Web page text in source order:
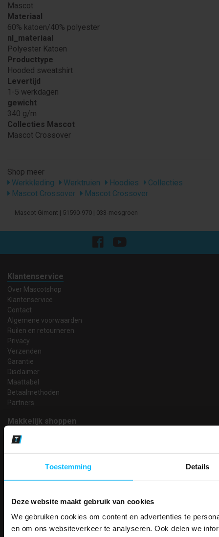
Toestemming Details
Deze website maakt gebruik van cookies
We gebruiken cookies om content en advertenties te
en om ons websiteverkeer te analyseren. Ook delen we
Mascot
Materiaal
60% katoen/40% polyester
nl_materiaal
Polyester Katoen
Producttype
Hooded sweatshirt
Levertijd
1-5 werkdagen
gewicht
340 g/m
Collecties Mascot
Mascot Crossover
Shop meer
Werkkleding
Werktruien Hoodies
Collecties
Mascot Crossover
Mascot Crossover
Mascot Gimont | 51590-970 | 033-mosgroen
Klantenservice
Over Mascotshop
Klantenservice
Contact
Algemene voorwaarden
Ruilen en retourneren
Privacy
Verzenden
Garantie
Disclaimer
Maattabel
Betaalmethoden
Partners
Makkelijk shoppen
Gratis verzending in Nederland vanaf € 150,- excl. BTW
Bedruk- en borduurservice
14 Dagen tijd om te herroepen
Betaalwijze
Email
Inschrijven
PAK